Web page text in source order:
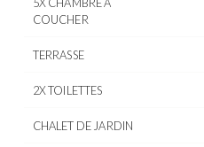
COUCHER
TERRASSE
2X TOILETTES
CHALET DE JARDIN